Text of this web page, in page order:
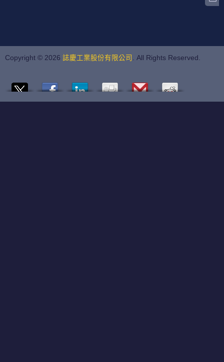
Copyright © 2026 誌慶工業股份有限公司 . All Rights Reserved.